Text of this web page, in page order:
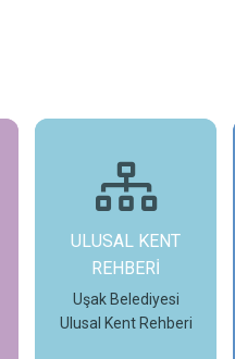
ULUSAL KENT
REHBERİ
Uşak Belediyesi
Ulusal Kent Rehberi